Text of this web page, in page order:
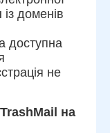
доменів
доступна
не
на